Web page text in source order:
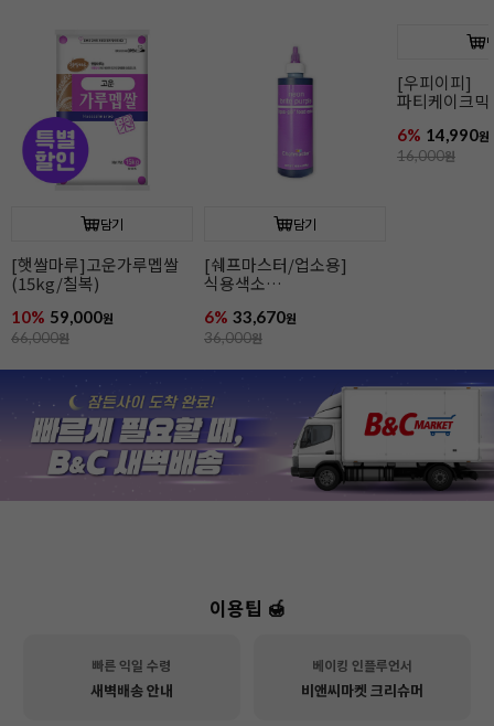
담기
[우피이피]
파티케이크믹스(바나나)
6% 14,990
16,000원
파티케이크믹스(북어/
이용팁 🍯
빠른 익일 수령
새벽배송 안내
베이킹 인플루언서
비앤씨마켓 크리슈머